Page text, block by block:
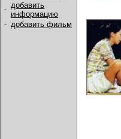
- добавить
информацию
- добавить фильм